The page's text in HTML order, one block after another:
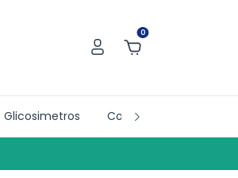
0
Glicosimetros Collab´s